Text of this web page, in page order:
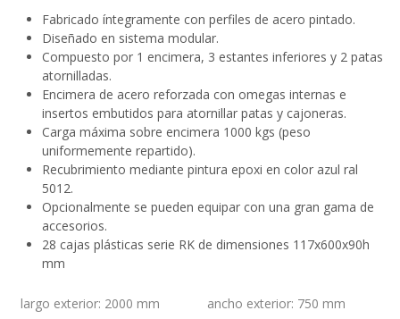
Fabricado íntegramente con perfiles de acero pintado.
Diseñado en sistema modular.
Compuesto por 1 encimera, 3 estantes inferiores y 2 patas
atornilladas.
Encimera de acero reforzada con omegas internas e
insertos embutidos para atornillar patas y cajoneras.
Carga máxima sobre encimera 1000 kgs (peso
uniformemente repartido).
Recubrimiento mediante pintura epoxi en color azul ral
5012.
Opcionalmente se pueden equipar con una gran gama de
accesorios.
28 cajas plásticas serie RK de dimensiones 117x600x90h
mm
largo exterior: 2000 mm ancho exterior: 750 mm